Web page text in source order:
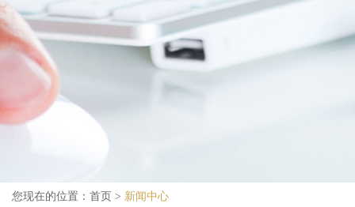
您现在的位置： 首页 > 新闻中心